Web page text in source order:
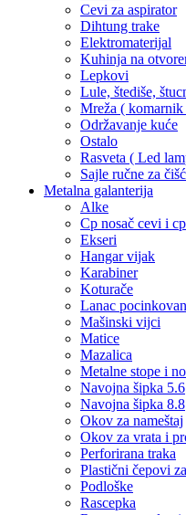
Cevi za aspirator
Dihtung trake
Elektromaterijal
Kuhinja na
Lepkovi
Lule, štediše,
Mreža ( komarnik
Održavanje kuće
Ostalo
Rasveta ( Led
Sajle ručne za
Metalna galanterija
Alke
Cp nosač cevi i
Ekseri
Hangar vijak
Karabiner
Koturače
Lanac
Mašinski vijci
Matice
Mazalica
Metalne stope i
Navojna šipka 5.6
Navojna šipka 8.8
Okov za nameštaj
Okov za vrata i
Perforirana traka
Plastični čepovi
Podloške
Rascepka